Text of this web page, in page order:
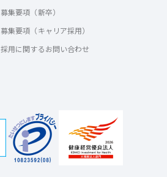
募集要項（新卒）
募集要項（キャリア採用）
採用に関するお問い合わせ